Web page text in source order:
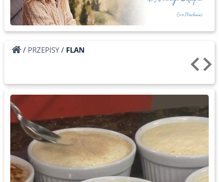
/ PRZEPISY/ FLAN